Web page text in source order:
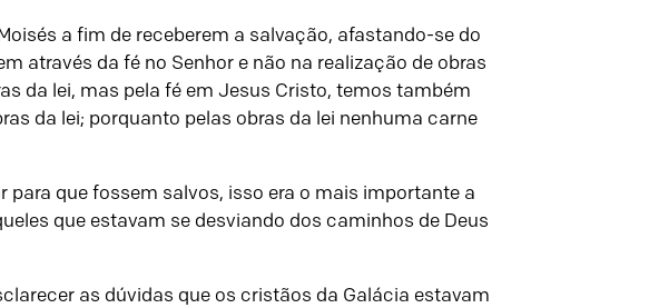
a fim de receberem a salvação, afastando-se do
através da fé no Senhor e não na realização de obras
da lei, mas pela fé em Jesus Cristo, temos também
da lei; porquanto pelas obras da lei nenhuma carne
que fossem salvos, isso era o mais importante a
que estavam se desviando dos caminhos de Deus
as dúvidas que os cristãos da Galácia estavam